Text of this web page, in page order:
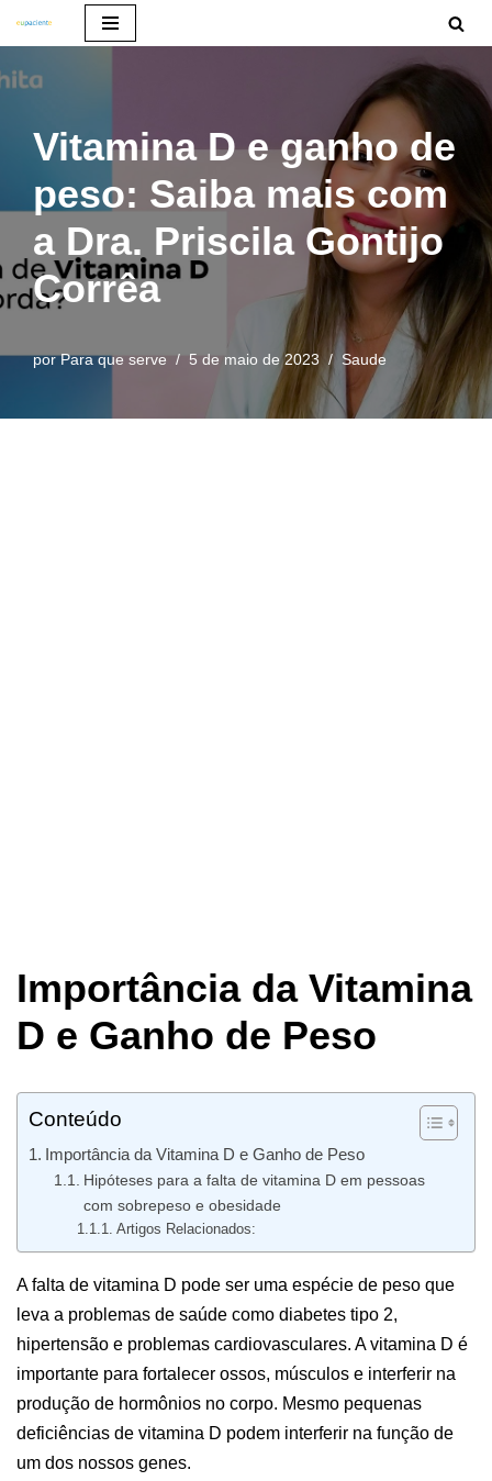
para
conteúdo
Vitamina D e ganho de
peso: Saiba mais com
a Dra. Priscila Gontijo
Corrêa
porPara que serve 5 de maio de 2023 Saude
Importância da Vitamina
D e Ganho de Peso
Conteúdo
Importância da Vitamina D e Ganho de Peso
Hipóteses para a falta de vitamina D em pessoas
com sobrepeso e obesidade
Artigos Relacionados:
A falta de vitamina D pode ser uma espécie de peso que
leva a problemas de saúde como diabetes tipo 2,
hipertensão e problemas cardiovasculares. A vitamina D é
importante para fortalecer ossos, músculos e interferir na
produção de hormônios no corpo. Mesmo pequenas
deficiências de vitamina D podem interferir na função de
um dos nossos genes.